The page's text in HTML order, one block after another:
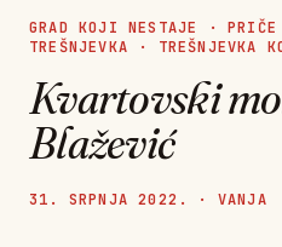
GRAD KOJI NESTAJE ·PRIČE
TREŠNJEVKA · TREŠNJEVKA
Kvartovski
Blažević
31. SRPNJA 2022. · VANJA